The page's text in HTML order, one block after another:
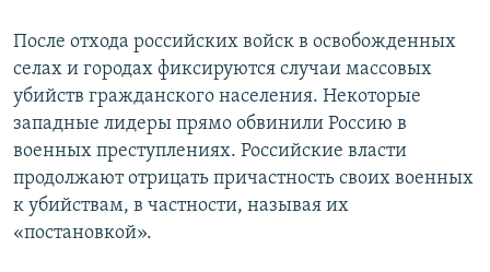
После отхода российских войск в освобожденных
селах и городах фиксируются случаи массовых
убийств гражданского населения. Некоторые
западные лидеры прямо обвинили Россию в
военных преступлениях. Российские власти
продолжают отрицать причастность своих военных
к убийствам, в частности, называя их
«постановкой».